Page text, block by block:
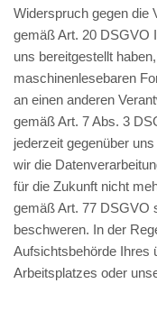
Widerspruch gegen die
gemäß Art. 20 DSGVO
uns bereitgestellt
maschinenlesebaren
an einen anderen
gemäß Art. 7 Abs. 3
jederzeit gegenüber
wir die
für die Zukunft nicht
gemäß Art. 77 DSGVO
beschweren. In der
Aufsichtsbehörde Ihres
Arbeitsplatzes oder